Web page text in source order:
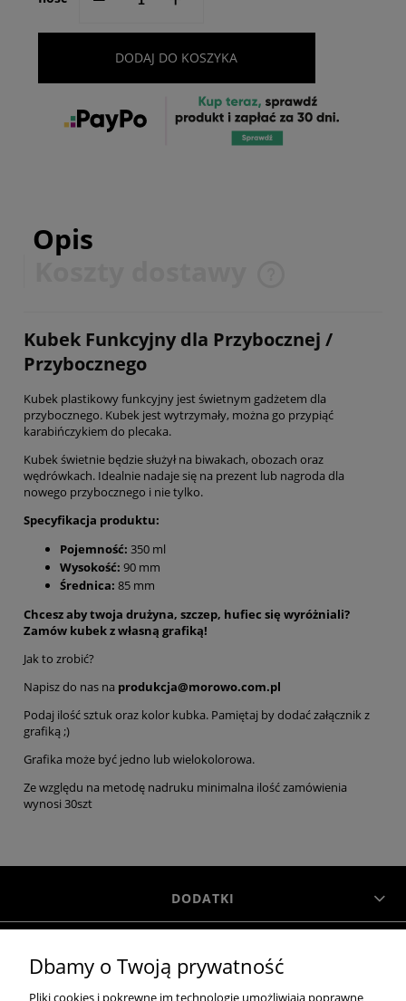
DODAJ DO KOSZYKA
Opis
Kubek Funkcyjny dla Przybocznej /
Przybocznego
Kubek plastikowy funkcyjny jest świetnym gadżetem dla
przybocznego. Kubek jest wytrzymały, można go przypiąć
karabińczykiem do plecaka.
Kubek świetnie będzie służył na biwakach, obozach oraz
wędrówkach. Idealnie nadaje się na prezent lub nagroda dla
nowego przybocznego i nie tylko.
Specyfikacja produktu:
Pojemność: 350 ml
Wysokość: 90 mm
Średnica: 85 mm
Chcesz aby twoja drużyna, szczep, hufiec się wyróżniali?
Zamów kubek z własną grafiką!
Jak to zrobić?
Napisz do nas na produkcja@morowo.com.pl
Podaj ilość sztuk oraz kolor kubka. Pamiętaj by dodać załącznik z
grafiką ;)
Grafika może być jedno lub wielokolorowa.
Ze względu na metodę nadruku minimalna ilość zamówienia
wynosi 30szt
DODATKI
INFORMACJE
Dbamy o Twoją prywatność
Pliki cookies i pokrewne im technologie umożliwiają poprawne